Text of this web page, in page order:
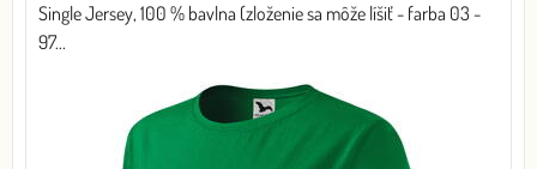
Single Jersey, 100 % bavlna (zloženie sa môže líšiť - farba 03 -
97...